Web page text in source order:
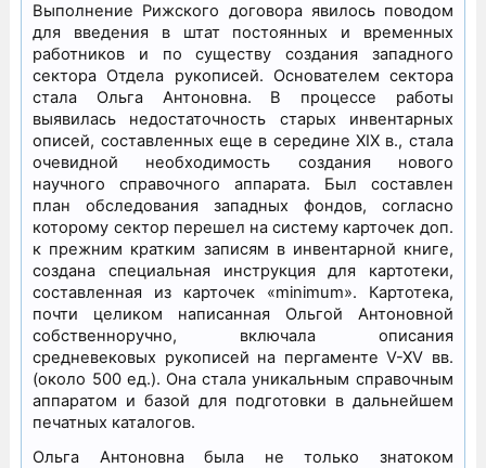
Выполнение Рижского договора явилось поводом
для введения в штат постоянных и временных
работников и по существу создания западного
сектора Отдела рукописей. Основателем сектора
стала Ольга Антоновна. В процессе работы
выявилась недостаточность старых инвентарных
описей, составленных еще в середине XIX в., стала
очевидной необходимость создания нового
научного справочного аппарата. Был составлен
план обследования западных фондов, согласно
которому сектор перешел на систему карточек доп.
к прежним кратким записям в инвентарной книге,
создана специальная инструкция для картотеки,
составленная из карточек «minimum». Картотека,
почти целиком написанная Ольгой Антоновной
собственноручно, включала описания
средневековых рукописей на пергаменте V-XV вв.
(около 500 ед.). Она стала уникальным справочным
аппаратом и базой для подготовки в дальнейшем
печатных каталогов.
Ольга Антоновна была не только знатоком